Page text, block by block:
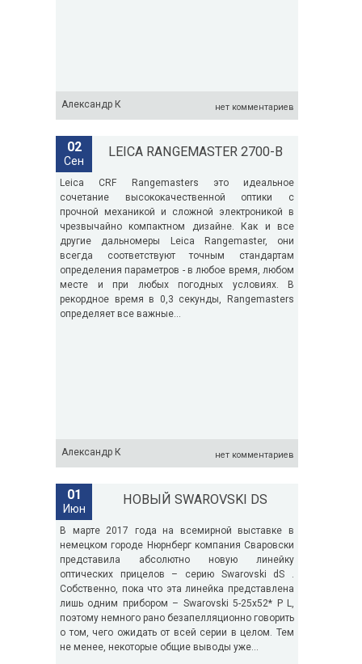
Александр К нет комментариев
02
Сен
LEICA RANGEMASTER 2700-B
Leica CRF Rangemasters это идеальное
сочетание высококачественной оптики с
прочной механикой и сложной электроникой в
чрезвычайно компактном дизайне. Как и все
другие дальномеры Leica Rangemaster, они
всегда соответствуют точным стандартам
определения параметров - в любое время, любом
месте и при любых погодных условиях. В
рекордное время в 0,3 секунды, Rangemasters
определяет все важные...
Александр К нет комментариев
01
Июн
НОВЫЙ SWAROVSKI DS
В марте 2017 года на всемирной выставке в
немецком городе Нюрнберг компания Сваровски
представила абсолютно новую линейку
оптических прицелов – серию Swarovski dS .
Собственно, пока что эта линейка представлена
лишь одним прибором – Swarovski 5-25x52* P L,
поэтому немного рано безапелляционно говорить
о том, чего ожидать от всей серии в целом. Тем
не менее, некоторые общие выводы уже...